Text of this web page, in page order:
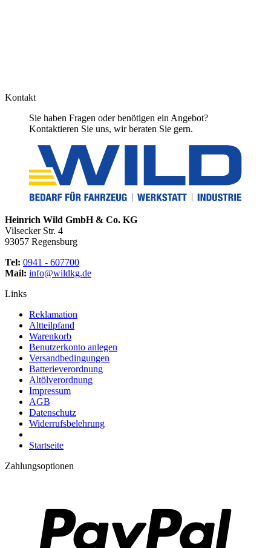
Kontakt
Sie haben Fragen oder benötigen ein Angebot?
Kontaktieren Sie uns, wir beraten Sie gern.
Heinrich Wild GmbH & Co. KG
Vilsecker Str. 4
93057 Regensburg
Tel: 0941 - 607700
Mail: info@wildkg.de
Links
Reklamation
Altteilpfand
Warenkorb
Benutzerkonto anlegen
Versandbedingungen
Batterieverordnung
Altölverordnung
Impressum
AGB
Datenschutz
Widerrufsbelehrung
Startseite
Zahlungsoptionen